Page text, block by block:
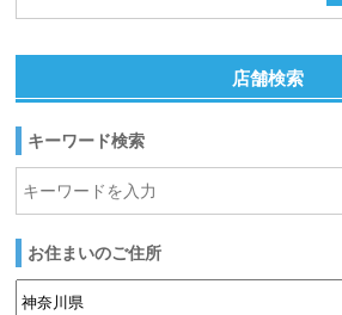
店舗検索
キーワード検索
お住まいのご住所